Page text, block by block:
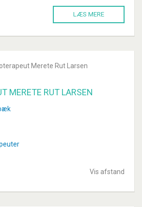
LÆS MERE
MERETE RUT LARSEN
Vis afstand